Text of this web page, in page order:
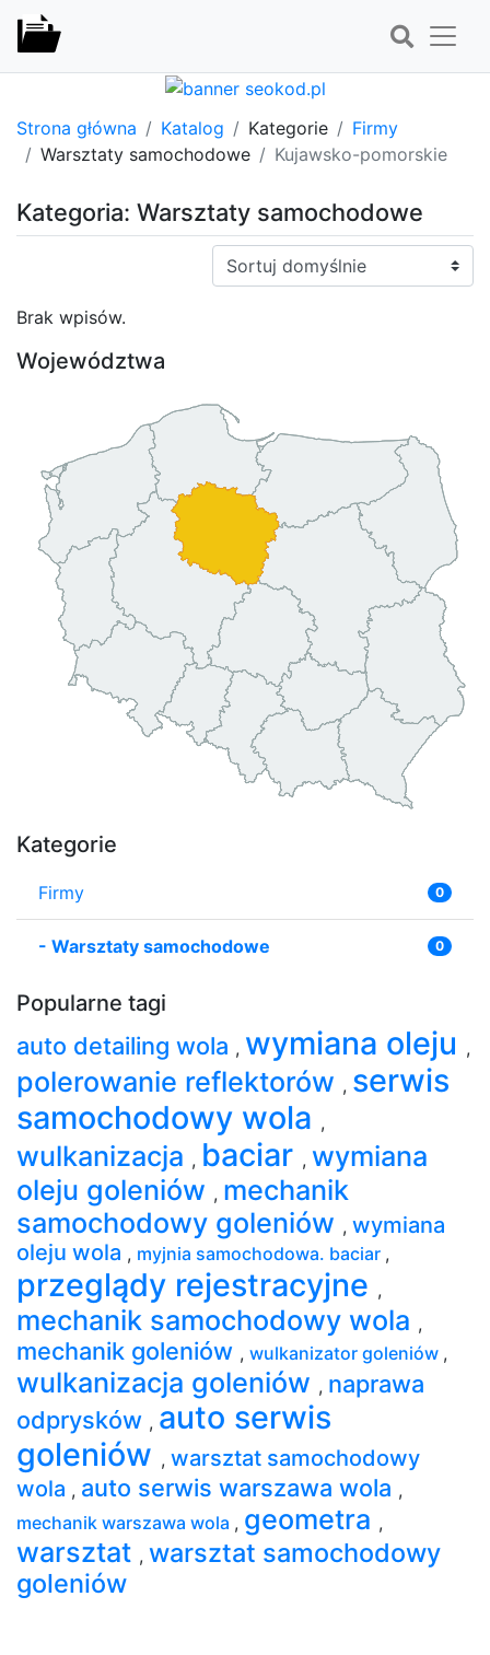
Strona główna Katalog Kategorie
Firmy
Warsztaty samochodowe
Kujawsko-pomorskie
Kategoria: Warsztaty samochodowe
Sortuj:
Brak wpisów.
Województwa
Kategorie
Firmy 0
- Warsztaty samochodowe 0
Popularne tagi
auto detailing wola , wymiana oleju ,
polerowanie reflektorów , serwis
samochodowy wola ,
wulkanizacja , baciar , wymiana
oleju goleniów , mechanik
samochodowy goleniów , wymiana
oleju wola , myjnia samochodowa. baciar ,
przeglądy rejestracyjne ,
mechanik samochodowy wola ,
mechanik goleniów , wulkanizator goleniów ,
wulkanizacja goleniów , naprawa
odprysków , auto serwis
goleniów , warsztat samochodowy
wola , auto serwis warszawa wola ,
mechanik warszawa wola , geometra ,
warsztat , warsztat samochodowy
goleniów